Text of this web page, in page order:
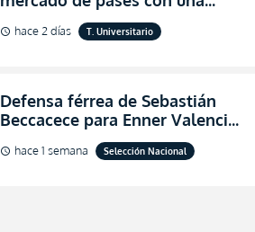
verdadera revolución para
asegurar la permanencia
schedule hace 2 días T. Universitario
Defensa férrea de Sebastián
Beccacece para Enner Valencia
al indicar que era el hombre
indicado para Ecuador
schedule hace 1 semana Selección Nacional